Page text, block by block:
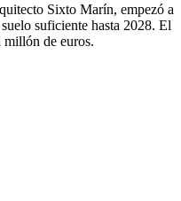
Sixto Marín, empezó a
suficiente hasta 2028. El
millón de euros.